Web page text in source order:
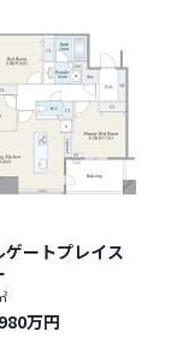
ゲートプレイス
万円